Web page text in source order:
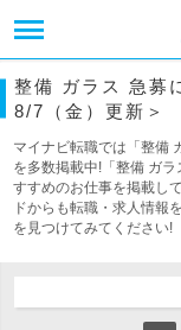
整備 ガラス 急募
8/7（金）更新＞
マイナビ転職では「整備
を多数掲載中!「整備 ガ
すすめのお仕事を掲載し
ドからも転職・求人情報
を見つけてみてください!